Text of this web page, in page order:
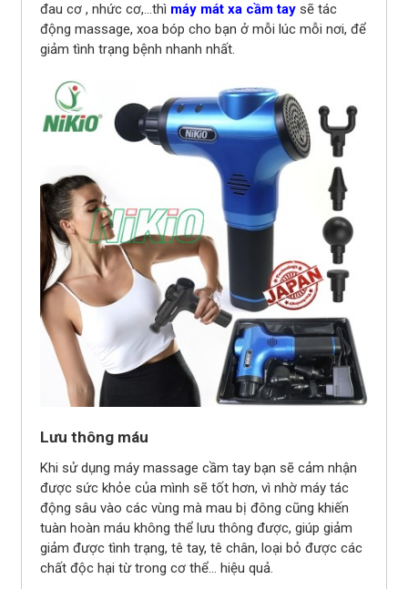
đau cơ , nhức cơ,...thì máy mát xa cầm tay sẽ tác
động massage, xoa bóp cho bạn ở mỗi lúc mỗi nơi, để
giảm tình trạng bệnh nhanh nhất.
Lưu thông máu
Khi sử dụng máy massage cầm tay bạn sẽ cảm nhận
được sức khỏe của mình sẽ tốt hơn, vì nhờ máy tác
động sâu vào các vùng mà mau bị đông cũng khiến
tuàn hoàn máu không thể lưu thông được, giúp giảm
giảm được tình trạng, tê tay, tê chân, loại bỏ được các
chất độc hại từ trong cơ thể... hiệu quả.